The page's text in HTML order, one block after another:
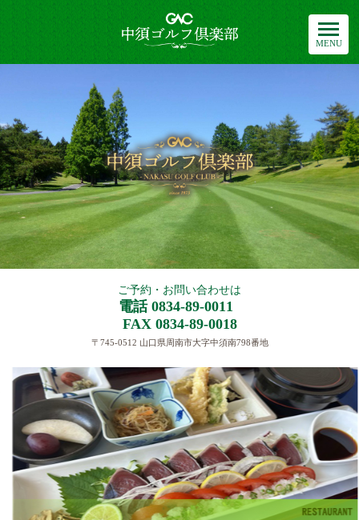
中須ゴルフ倶楽部
ご予約・お問い合わせは
電話 0834-89-0011
FAX 0834-89-0018
〒745-0512 山口県周南市大字中須南798番地